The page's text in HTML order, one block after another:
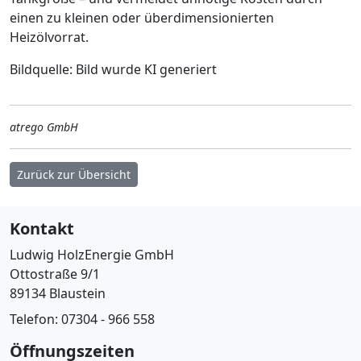
einen zu kleinen oder überdimensionierten
Heizölvorrat.
Bildquelle: Bild wurde KI generiert
atrego GmbH
Zurück zur Übersicht
Kontakt
Ludwig HolzEnergie GmbH
Ottostraße 9/1
89134 Blaustein
Telefon: 07304 - 966 558
Öffnungszeiten